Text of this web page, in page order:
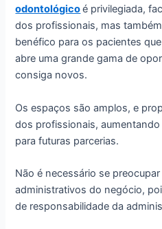
odontológicoé privilegiada,
dos profissionais, mas
benéfico para os pacientes
abre uma grande gama de
consiga novos.
Os espaços são amplos, e
dos profissionais,
para futuras parcerias.
Não é necessário se
administrativos do negócio,
de responsabilidade da